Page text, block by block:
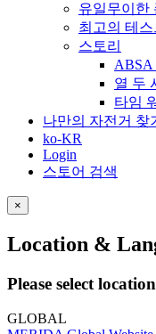
유일무이한
최고의 테스
스토리
ABSA
열 두
타임
나만의 자전거 찾
ko-KR
Login
스토어 검색
×
Location &
Please select
GLOBAL